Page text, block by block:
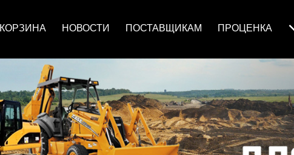
КОРЗИНА НОВОСТИ ПОСТАВЩИКАМ ПРОЦЕНКА